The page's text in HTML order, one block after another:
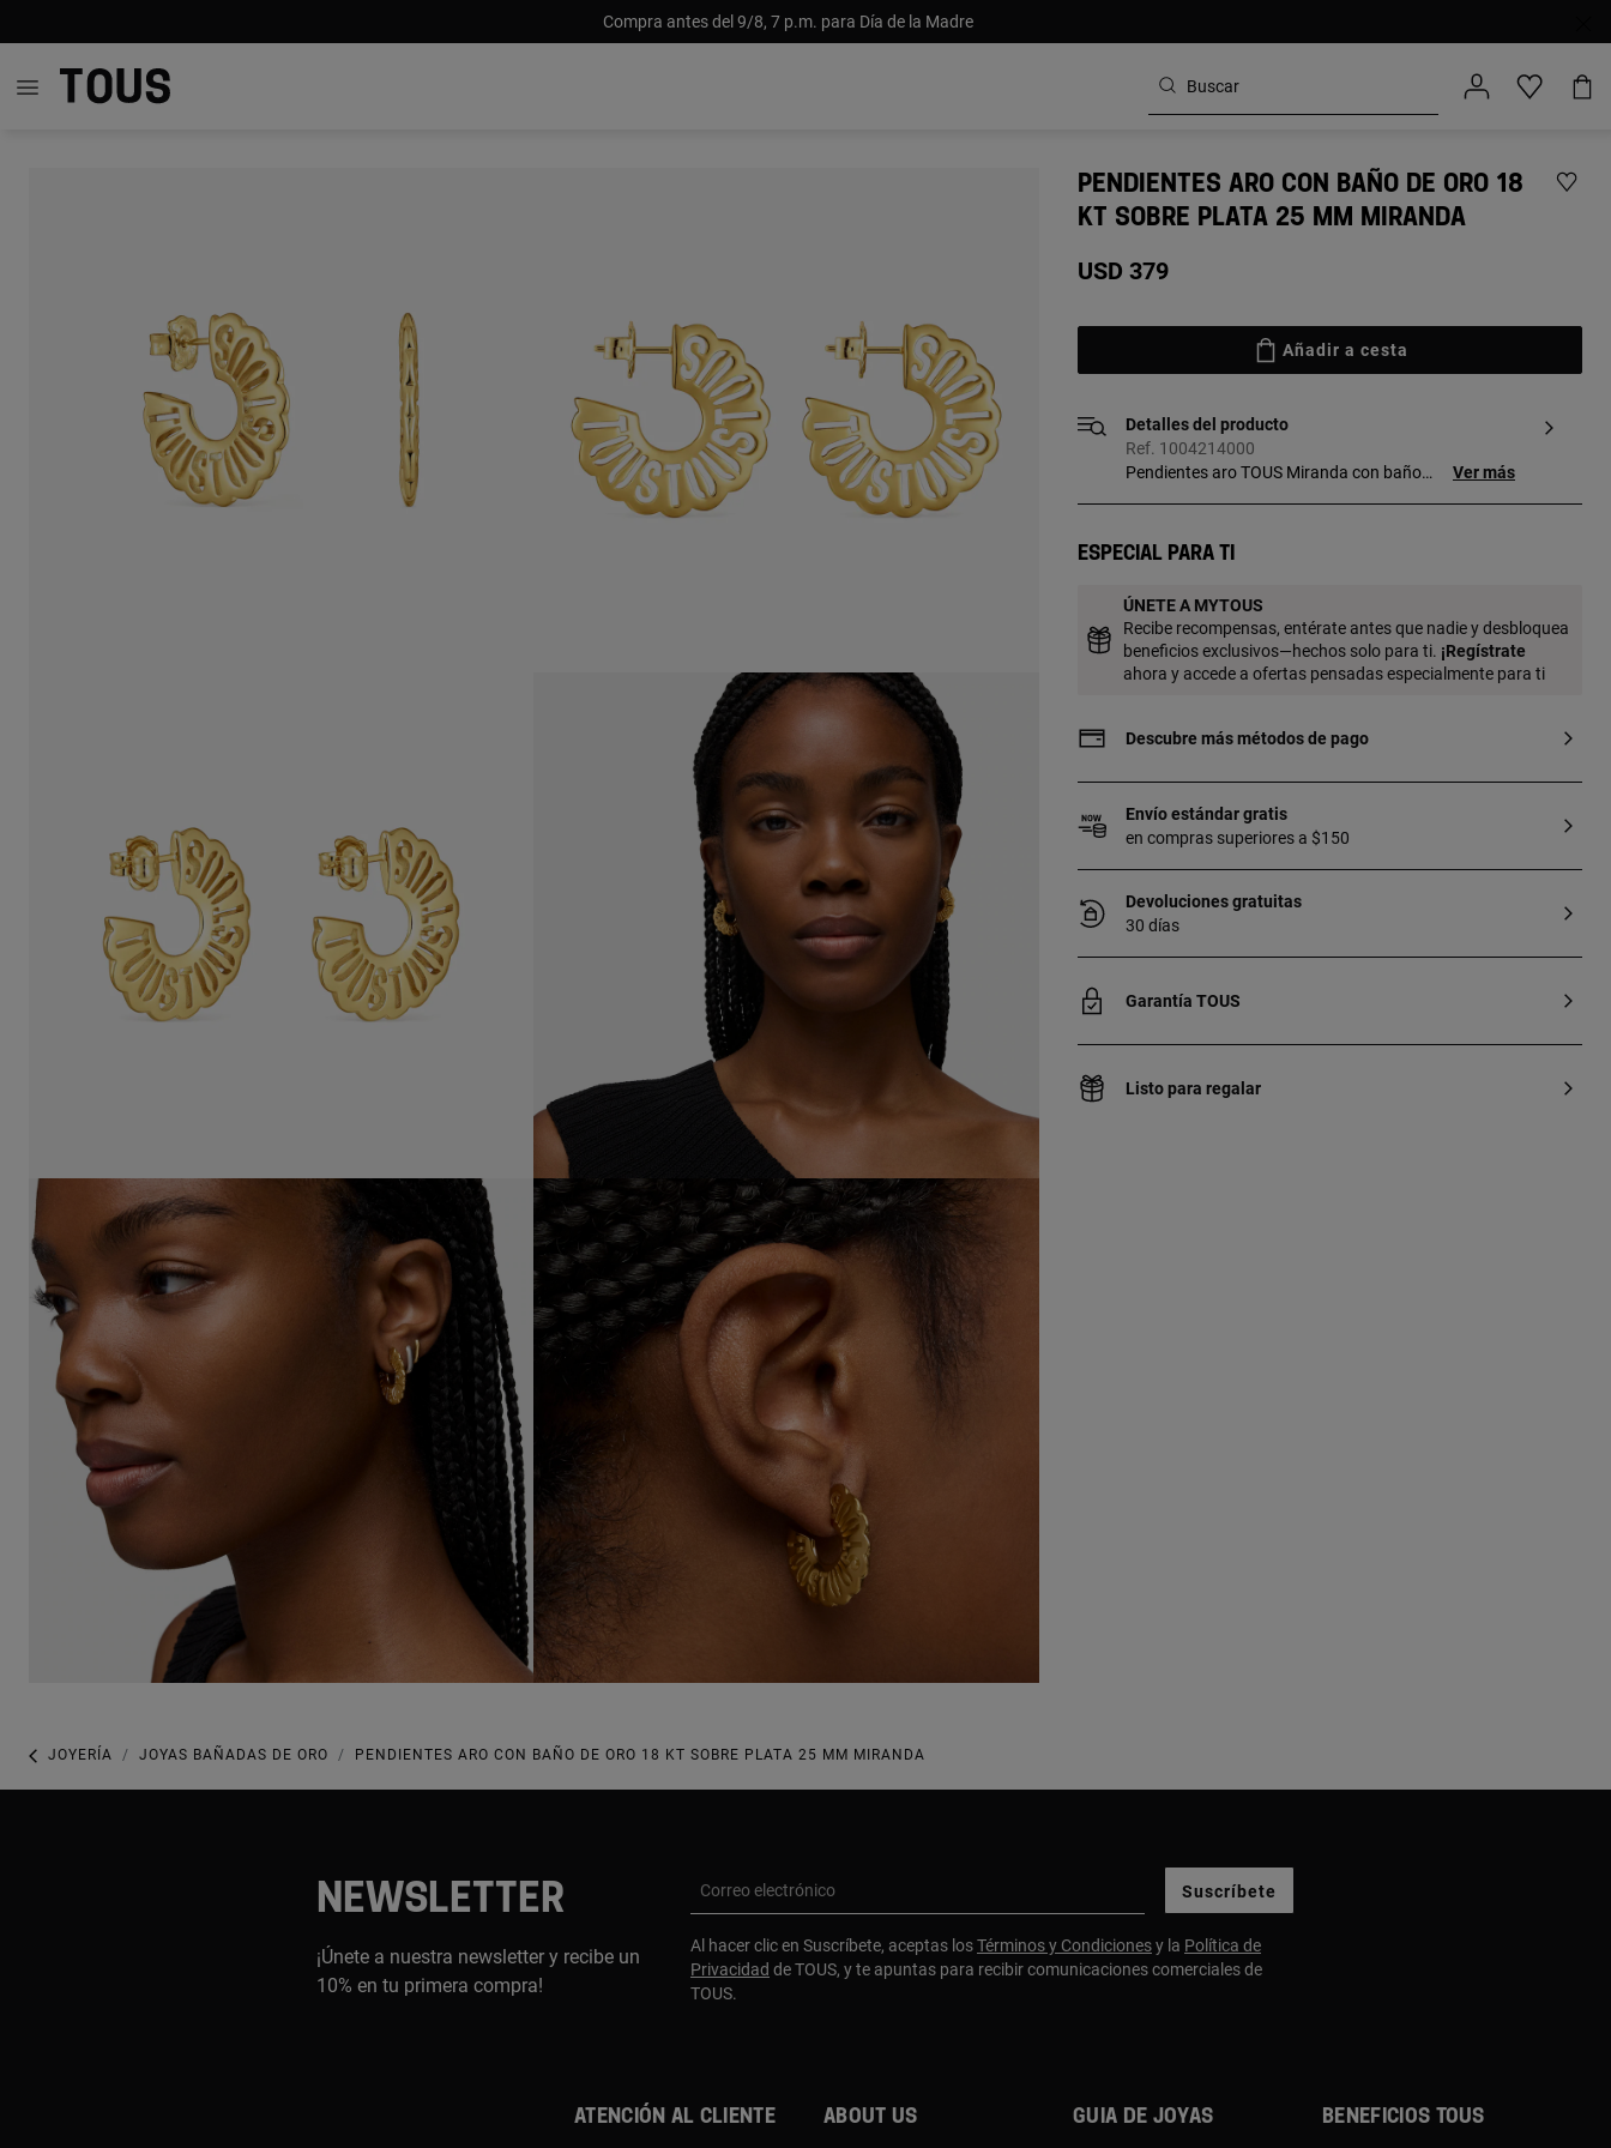
Compra antes del 9/8, 7 p.m. para Día de la Madre
PENDIENTES ARO CON BAÑO DE ORO 18
KT SOBRE PLATA 25 MM MIRANDA
USD 379
Añadir a cesta
Detalles del producto
Ref. 1004214000
Pendientes aro TOUS Miranda con baño
fabricada con plata de primera ley con
espesor. Esta calidad garantiza una
mayor durabilidad de la joya.
Ver más
Especial para ti
ÚNETE A MYTOUS
Recibe recompensas, entérate antes que nadie y desbloquea
beneficios exclusivos—hechos solo para ti. ¡Regístrate
ahora y accede a ofertas pensadas especialmente para ti
Descubre más métodos de pago
Envío estándar gratis
en compras superiores a $150
Devoluciones gratuitas
30 días
Garantía TOUS
Listo para regalar
JOYERÍA JOYAS BAÑADAS DE ORO PENDIENTES ARO CON BAÑO DE ORO 18 KT SOBRE PLATA 25 MM MIRANDA
NEWSLETTER
¡Únete a nuestra newsletter y recibe un
10% en tu primera compra!
Correo electrónico Suscríbete
Al hacer clic en Suscríbete, aceptas losTérminos y Condicionesy la Política de
Privacidad de TOUS, y te apuntas para recibir comunicaciones comerciales de
TOUS.
Atención al cliente About us Guia de joyas Beneficios TOUS